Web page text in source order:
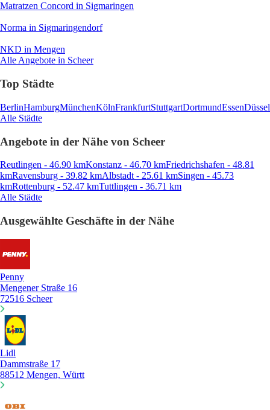
Matratzen Concord in Sigmaringen
Norma in Sigmaringendorf
NKD in Mengen
Alle Angebote in Scheer
Top Städte
BerlinHamburgMünchenKölnFrankfurtStuttgartDortmundEssen
Alle Städte
Angebote in der Nähe von Scheer
Reutlingen - 46.90 kmKonstanz - 46.70 kmFriedrichshafen - 48.81
kmRavensburg - 39.82 kmAlbstadt - 25.61 kmSingen - 45.73
kmRottenburg - 52.47 kmTuttlingen - 36.71 km
Alle Städte
Ausgewählte Geschäfte in der Nähe
Penny
Mengener Straße 16
72516 Scheer
Lidl
Dammstraße 17
88512 Mengen, Württ